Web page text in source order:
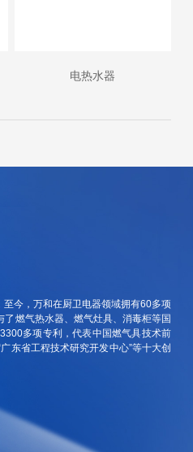
电热水器
至今，万和在厨卫电器领域拥有60多项
燃气热水器、燃气灶具、消毒柜等国
多项专利，代表中国燃气具技术前
东省工程技术研究开发中心”等十大创